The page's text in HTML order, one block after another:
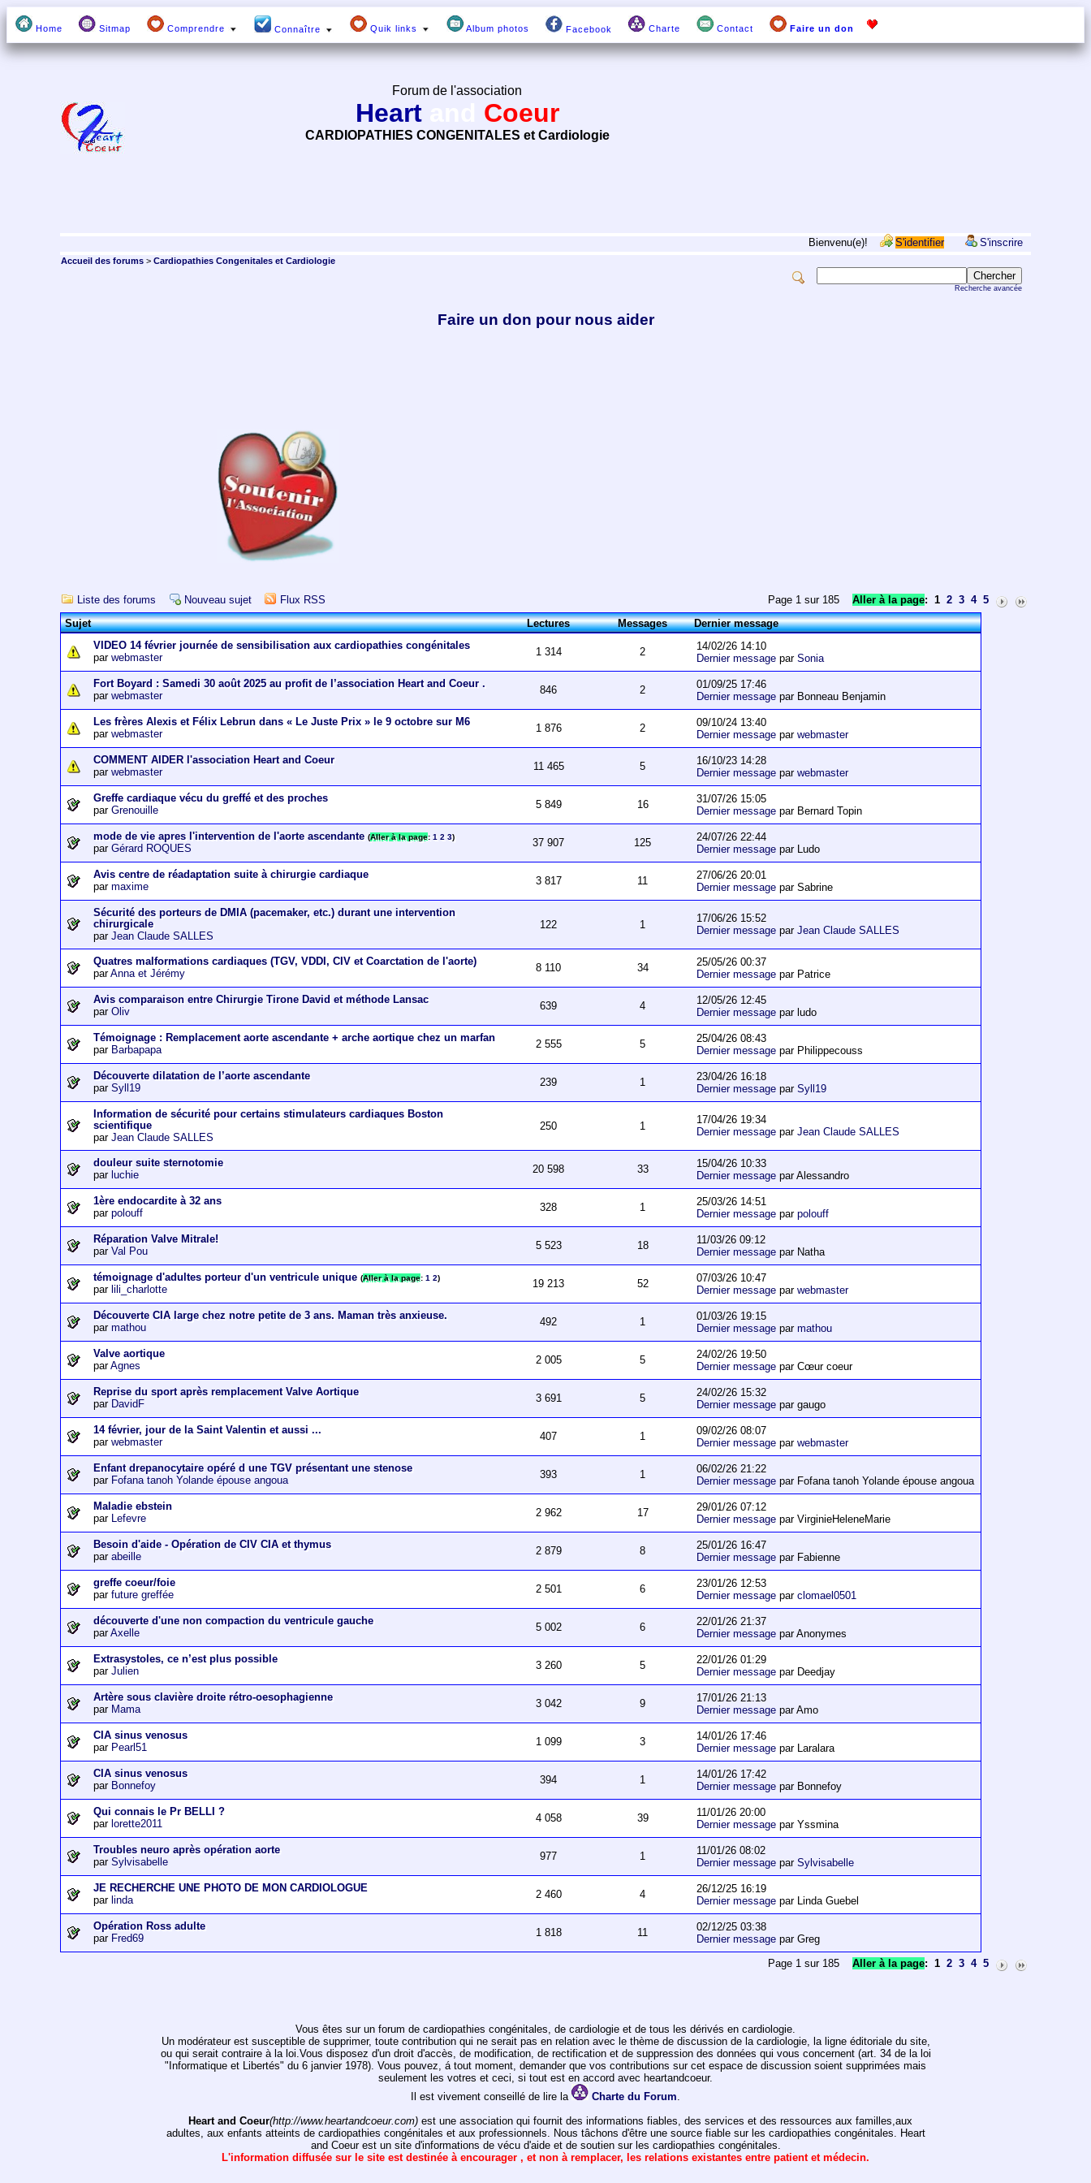
Home Sitmap Comprendre Connaître Quik links Album photos Facebook Charte Contact Faire un don
Forum de l'association
Heart Coeur
CARDIOPATHIES CONGENITALES et Cardiologie
Bienvenu(e)! S'identifier S'inscrire
Accueil des forums >Cardiopathies Congenitales et Cardiologie
Recherche avancée
Faire un don pour nous aider
Page 1 sur 185 Aller à la page: 1 2 3 4 5
Liste des forums Nouveau sujet
Flux RSS
Sujet
Lectures Messages Dernier message
VIDEO 14 février journée de sensibilisation aux cardiopathies congénitales
parwebmaster 1 314 2
14/02/26 14:10
Dernier message parSonia
Fort Boyard : Samedi 30 août 2025 au profit de l’association Heart and Coeur .
parwebmaster 846 2
01/09/25 17:46
Dernier message par Bonneau Benjamin
Les frères Alexis et Félix Lebrun dans « Le Juste Prix » le 9 octobre sur M6
parwebmaster 1 876 2
09/10/24 13:40
Dernier message parwebmaster
COMMENT AIDER l'association Heart and Coeur
parwebmaster 11 465 5
16/10/23 14:28
Dernier message parwebmaster
Greffe cardiaque vécu du greffé et des proches
parGrenouille 5 849 16
31/07/26 15:05
Dernier message par Bernard Topin
mode de vie apres l'intervention de l'aorte ascendante (Aller à la page:1 2 3)
parGérard ROQUES 37 907 125
24/07/26 22:44
Dernier message par Ludo
Avis centre de réadaptation suite à chirurgie cardiaque
parmaxime 3 817 11
27/06/26 20:01
Dernier message par Sabrine
Sécurité des porteurs de DMIA (pacemaker, etc.) durant une intervention
chirurgicale
parJean Claude SALLES
122 1
17/06/26 15:52
Dernier message parJean Claude SALLES
Quatres malformations cardiaques (TGV, VDDI, CIV et Coarctation de l'aorte)
parAnna et Jérémy 8 110 34
25/05/26 00:37
Dernier message par Patrice
Avis comparaison entre Chirurgie Tirone David et méthode Lansac
parOliv 639 4
12/05/26 12:45
Dernier message par ludo
Témoignage : Remplacement aorte ascendante + arche aortique chez un marfan
par Barbapapa 2 555 5
25/04/26 08:43
Dernier message par Philippecouss
Découverte dilatation de l’aorte ascendante
parSyll19 239 1
23/04/26 16:18
Dernier message parSyll19
Information de sécurité pour certains stimulateurs cardiaques Boston
scientifique
parJean Claude SALLES
250 1
17/04/26 19:34
Dernier message parJean Claude SALLES
douleur suite sternotomie
par luchie 20 598 33
15/04/26 10:33
Dernier message par Alessandro
1ère endocardite à 32 ans
parpolouff 328 1
25/03/26 14:51
Dernier message parpolouff
Réparation Valve Mitrale!
parVal Pou 5 523 18
11/03/26 09:12
Dernier message par Natha
témoignage d'adultes porteur d'un ventricule unique (Aller à la page:1 2)
par lili_charlotte 19 213 52
07/03/26 10:47
Dernier message parwebmaster
Découverte CIA large chez notre petite de 3 ans. Maman très anxieuse.
parmathou 492 1
01/03/26 19:15
Dernier message parmathou
Valve aortique
parAgnes 2 005 5
24/02/26 19:50
Dernier message par Cœur coeur
Reprise du sport après remplacement Valve Aortique
par DavidF 3 691 5
24/02/26 15:32
Dernier message par gaugo
14 février, jour de la Saint Valentin et aussi ...
parwebmaster 407 1
09/02/26 08:07
Dernier message parwebmaster
Enfant drepanocytaire opéré d une TGV présentant une stenose
par Fofana tanoh Yolande épouse angoua 393 1
06/02/26 21:22
Dernier message par Fofana tanoh Yolande épouse angoua
Maladie ebstein
par Lefevre 2 962 17
29/01/26 07:12
Dernier message par VirginieHeleneMarie
Besoin d'aide - Opération de CIV CIA et thymus
parabeille 2 879 8
25/01/26 16:47
Dernier message par Fabienne
greffe coeur/foie
parfuture greffée 2 501 6
23/01/26 12:53
Dernier message parclomael0501
découverte d'une non compaction du ventricule gauche
parAxelle 5 002 6
22/01/26 21:37
Dernier message par Anonymes
Extrasystoles, ce n’est plus possible
parJulien 3 260 5
22/01/26 01:29
Dernier message par Deedjay
Artère sous clavière droite rétro-oesophagienne
par Mama 3 042 9
17/01/26 21:13
Dernier message par Amo
CIA sinus venosus
par Pearl51 1 099 3
14/01/26 17:46
Dernier message par Laralara
CIA sinus venosus
par Bonnefoy 394 1
14/01/26 17:42
Dernier message par Bonnefoy
Qui connais le Pr BELLI ?
par lorette2011 4 058 39
11/01/26 20:00
Dernier message par Yssmina
Troubles neuro après opération aorte
parSylvisabelle 977 1
11/01/26 08:02
Dernier message parSylvisabelle
JE RECHERCHE UNE PHOTO DE MON CARDIOLOGUE
par linda 2 460 4
26/12/25 16:19
Dernier message par Linda Guebel
Opération Ross adulte
par Fred69 1 818 11
02/12/25 03:38
Dernier message par Greg
Page 1 sur 185 Aller à la page: 1 2 3 4 5
Vous êtes sur un forum de cardiopathies congénitales, de cardiologie et de tous les dérivés en cardiologie.
Un modérateur est susceptible de supprimer, toute contribution qui ne serait pas en relation avec le thème de discussion de la cardiologie, la ligne éditoriale du site,
ou qui serait contraire à la loi.Vous disposez d'un droit d'accès, de modification, de rectification et de suppression des données qui vous concernent (art. 34 de la loi
"Informatique et Libertés" du 6 janvier 1978). Vous pouvez, á tout moment, demander que vos contributions sur cet espace de discussion soient supprimées mais
seulement les votres et ceci, si tout est en accord avec heartandcoeur.
Il est vivement conseillé de lire la
Charte du Forum.
Heart and Coeur(http://www.heartandcoeur.com) est une association qui fournit des informations fiables, des services et des ressources aux familles,aux
adultes, aux enfants atteints de cardiopathies congénitales et aux professionnels. Nous tâchons d'être une source fiable sur les cardiopathies congénitales. Heart
and Coeur est un site d'informations de vécu d'aide et de soutien sur les cardiopathies congénitales.
L'information diffusée sur le site est destinée à encourager , et non à remplacer, les relations existantes entre patient et médecin.